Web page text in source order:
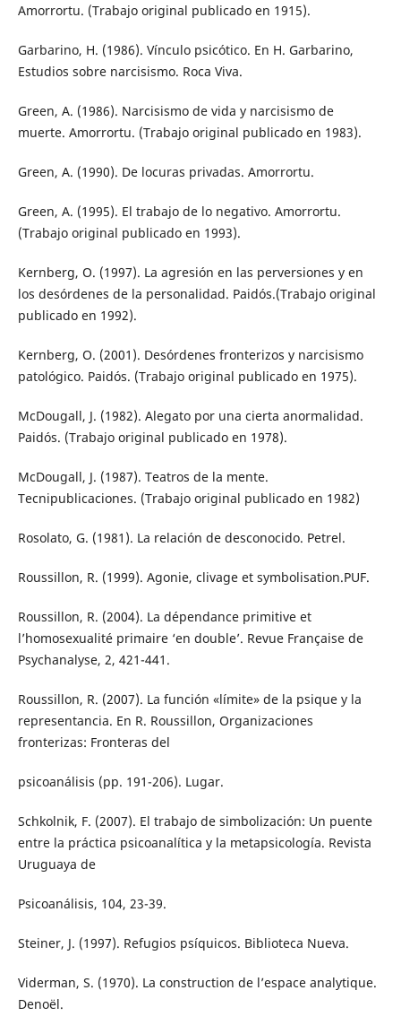
Amorrortu. (Trabajo original publicado en 1915).
Garbarino, H. (1986). Vínculo psicótico. En H. Garbarino,
Estudios sobre narcisismo. Roca Viva.
Green, A. (1986). Narcisismo de vida y narcisismo de
muerte. Amorrortu. (Trabajo original publicado en 1983).
Green, A. (1990). De locuras privadas. Amorrortu.
Green, A. (1995). El trabajo de lo negativo. Amorrortu.
(Trabajo original publicado en 1993).
Kernberg, O. (1997). La agresión en las perversiones y en
los desórdenes de la personalidad. Paidós.(Trabajo original
publicado en 1992).
Kernberg, O. (2001). Desórdenes fronterizos y narcisismo
patológico. Paidós. (Trabajo original publicado en 1975).
McDougall, J. (1982). Alegato por una cierta anormalidad.
Paidós. (Trabajo original publicado en 1978).
McDougall, J. (1987). Teatros de la mente.
Tecnipublicaciones. (Trabajo original publicado en 1982)
Rosolato, G. (1981). La relación de desconocido. Petrel.
Roussillon, R. (1999). Agonie, clivage et symbolisation.PUF.
Roussillon, R. (2004). La dépendance primitive et
l’homosexualité primaire ‘en double’. Revue Française de
Psychanalyse, 2, 421-441.
Roussillon, R. (2007). La función «límite» de la psique y la
representancia. En R. Roussillon, Organizaciones
fronterizas: Fronteras del
psicoanálisis (pp. 191-206). Lugar.
Schkolnik, F. (2007). El trabajo de simbolización: Un puente
entre la práctica psicoanalítica y la metapsicología. Revista
Uruguaya de
Psicoanálisis, 104, 23-39.
Steiner, J. (1997). Refugios psíquicos. Biblioteca Nueva.
Viderman, S. (1970). La construction de l’espace analytique.
Denoël.